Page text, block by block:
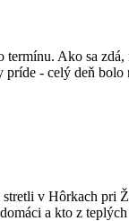
Ako sa
príde - celý deň bolo
v Hôrkach
a kto z